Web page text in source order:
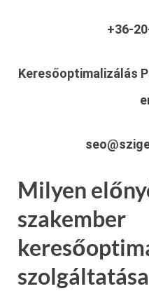
+36-
Keresőoptimalizálás
Milyen
szakember